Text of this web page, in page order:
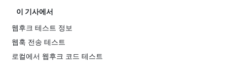
이 기사에서
웹후크 테스트 정보
웹훅 전송 테스트
로컬에서 웹후크 코드 테스트